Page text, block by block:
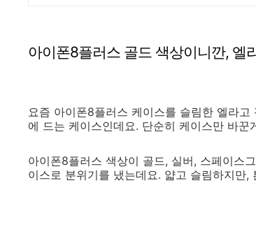
아이폰8플러스 골드 색상이니깐, 엘
요즘 아이폰8플러스 케이스를 슬림한 엘라
에 드는 케이스인데요. 단순히 케이스만 바
아이폰8플러스 색상이 골드, 실버, 스페이스
이스로 분위기를 냈는데요. 얇고 슬림하지만